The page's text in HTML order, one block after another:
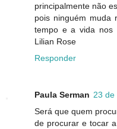
principalmente não
pois ninguém muda
tempo e a vida nos
Lilian Rose
Responder
Paula Serman 23 de
Será que quem
de procurar e tocar